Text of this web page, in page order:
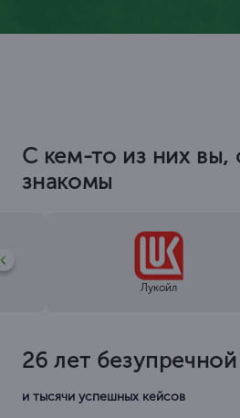
С кем-то из них вы,
знакомы
Лукойл
26 лет
и тысячи успешных кейсов